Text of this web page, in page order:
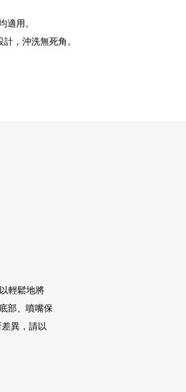
適用。
，沖洗無死角。
輕鬆地將
部、噴嘴保
異，請以